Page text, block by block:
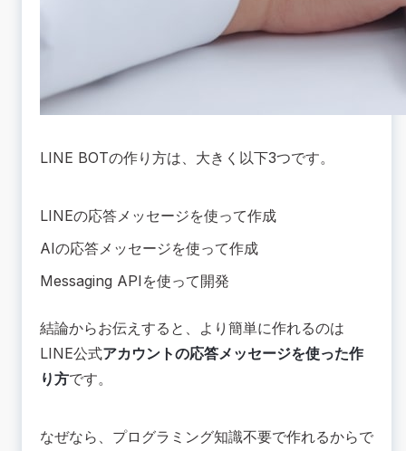
LINE BOTの作り方は、大きく以下3つです。
LINEの応答メッセージを使って作成
AIの応答メッセージを使って作成
Messaging APIを使って開発
結論からお伝えすると、より簡単に作れるのは
LINE公式アカウントの応答メッセージを使った作
り方です。
なぜなら、プログラミング知識不要で作れるからで